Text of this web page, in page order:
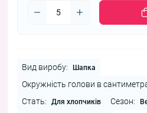
Вид виробу: Шапка
Окружність голови в
Стать: Для хлопчиків Сезон: